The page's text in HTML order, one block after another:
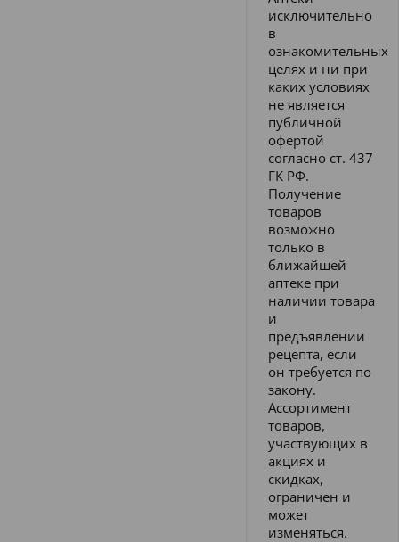
исключительно
в
ознакомительных
целях и ни при
каких условиях
не является
публичной
офертой
согласно ст. 437
ГК РФ.
Получение
товаров
возможно
только в
ближайшей
аптеке при
наличии товара
и
предъявлении
рецепта, если
он требуется по
закону.
Ассортимент
товаров,
участвующих в
акциях и
скидках,
ограничен и
может
изменяться.